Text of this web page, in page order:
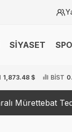
SİYASET
1,873.48 $ BİST
Tedavi Altında